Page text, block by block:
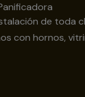
de toda
con hornos,